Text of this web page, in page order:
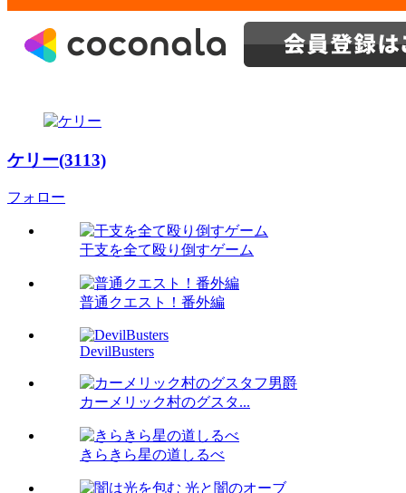
ケリー(3113)
フォロー
干支を全て殴り倒すゲーム
普通クエスト！番外編
DevilBusters
カーメリック村のグスタ...
きらきら星の道しるべ